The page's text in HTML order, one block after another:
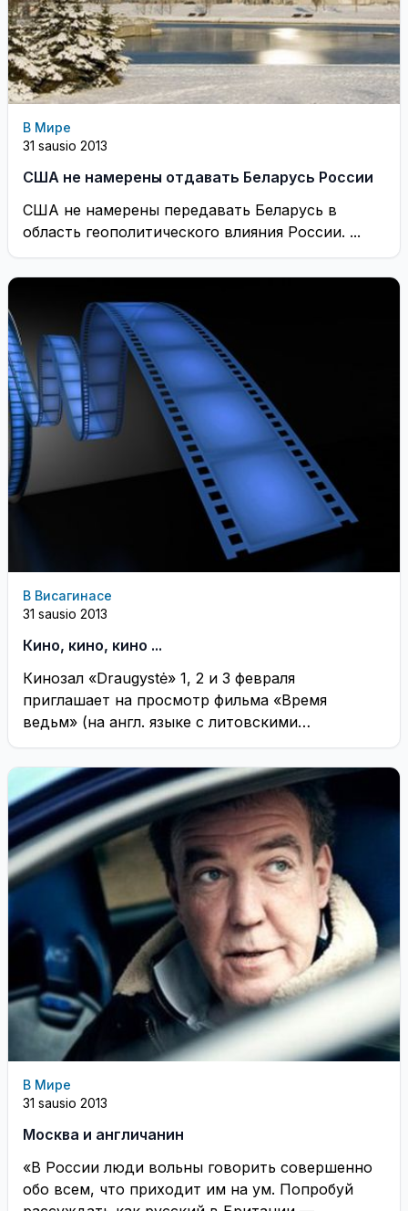
В Мире
31 sausio 2013
США не намерены отдавать Беларусь России
США не намерены передавать Беларусь в
область геополитического влияния России. ...
В Висагинасе
31 sausio 2013
Кино, кино, кино ...
Кинозал «Draugystė» 1, 2 и 3 февраля
приглашает на просмотр фильма «Время
ведьм» (на англ. языке с литовскими
субтитрами). ...
В Мире
31 sausio 2013
Москва и англичанин
«В России люди вольны говорить совершенно
обо всем, что приходит им на ум. Попробуй